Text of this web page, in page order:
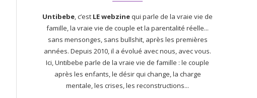
Untibebe, c’est LE webzinequi parle de la vraie vie de
famille, la vraie vie de couple et la parentalité réelle...
sans mensonges, sans bullshit, après les premières
années. Depuis 2010, il a évolué avec nous, avec vous.
Ici, Untibebe parle de la vraie vie de famille : le couple
après les enfants, le désir qui change, la charge
mentale, les crises, les reconstructions...